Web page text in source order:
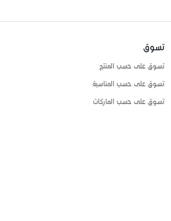
تسوق
تسوق على حسب المنتج
تسوق على حسب المناسبة
تسوق على حسب الماركات